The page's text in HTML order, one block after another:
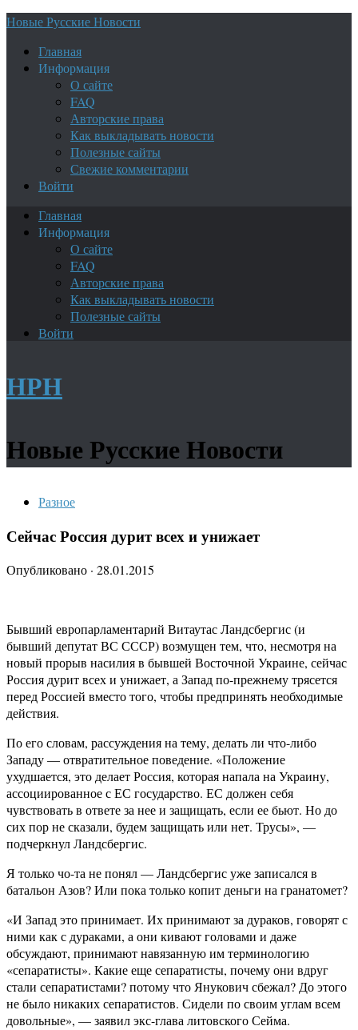
Новые Русские Новости
Главная
Информация
О сайте
FAQ
Авторские права
Как выкладывать новости
Полезные сайты
Свежие комментарии
Войти
Главная
Информация
О сайте
FAQ
Авторские права
Как выкладывать новости
Полезные сайты
Войти
НРН
Новые Русские Новости
Разное
Сейчас Россия дурит всех и унижает
Опубликовано · 28.01.2015
Бывший европарламентарий Витаутас Ландсбергис (и
бывший депутат ВС СССР) возмущен тем, что, несмотря на
новый прорыв насилия в бывшей Восточной Украине, сейчас
Россия дурит всех и унижает, а Запад по-прежнему трясется
перед Россией вместо того, чтобы предпринять необходимые
действия.
По его словам, рассуждения на тему, делать ли что-либо
Западу — отвратительное поведение. «Положение
ухудшается, это делает Россия, которая напала на Украину,
ассоциированное с ЕС государство. ЕС должен себя
чувствовать в ответе за нее и защищать, если ее бьют. Но до
сих пор не сказали, будем защищать или нет. Трусы», —
подчеркнул Ландсбергис.
Я только чо-та не понял — Ландсбергис уже записался в
батальон Азов? Или пока только копит деньги на гранатомет?
«И Запад это принимает. Их принимают за дураков, говорят с
ними как с дураками, а они кивают головами и даже
обсуждают, принимают навязанную им терминологию
«сепаратисты». Какие еще сепаратисты, почему они вдруг
стали сепаратистами? потому что Янукович сбежал? До этого
не было никаких сепаратистов. Сидели по своим углам всем
довольные», — заявил экс-глава литовского Сейма.